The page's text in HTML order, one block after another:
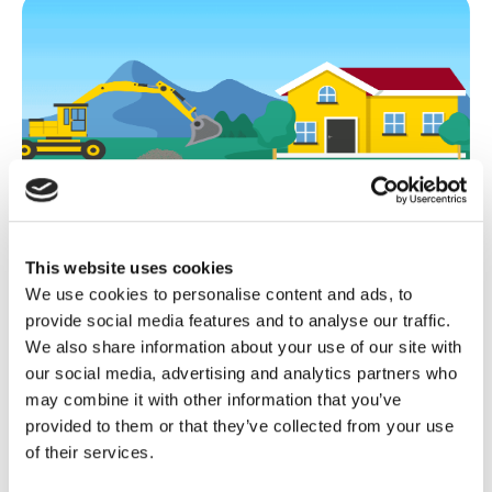
This website uses cookies
We use cookies to personalise content and ads, to
provide social media features and to analyse our traffic.
We also share information about your use of our site with
our social media, advertising and analytics partners who
may combine it with other information that you’ve
provided to them or that they’ve collected from your use
of their services.
Cómo realizar la instalación
Para obtener una instalación en tierra,
terreno
de modo que no sufra daños y se mantenga
inalterado con el paso del tiempo.
En primer lugar, se comienza por la limpieza del terreno, que
puede hacerse por desmonte o por excavación. Dos
operaciones de limpieza distintas, útiles para nivelar el terreno
y prepararlo para el segundo paso: la colocación delcapa
geotextil. Este material se utiliza como una lona para evitar el